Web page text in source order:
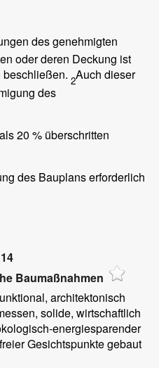
des genehmigten
oder deren Deckung ist
beschließen. 2Auch dieser
des
20 % überschritten
des Bauplans erforderlich
Baumaßnahmen
architektonisch
solide, wirtschaftlich
energiesparender
Gesichtspunkte gebaut